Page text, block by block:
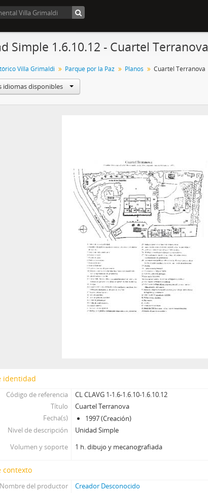
Simple 1.6.10.12 - Cuartel Terranova
Villa Grimaldi Parque por la Paz Planos Cuartel Terranova
idiomas disponibles
identidad
Código de referencia
CL CLAVG 1-1.6-1.6.10-1.6.10.12
Título
Cuartel Terranova
Fecha(s)
1997 (Creación)
Nivel de descripción
Unidad Simple
Volumen y soporte
1 h. dibujo y mecanografiada
contexto
Nombre del productor
Creador Desconocido